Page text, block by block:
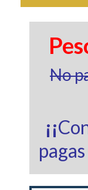
No
¡¡